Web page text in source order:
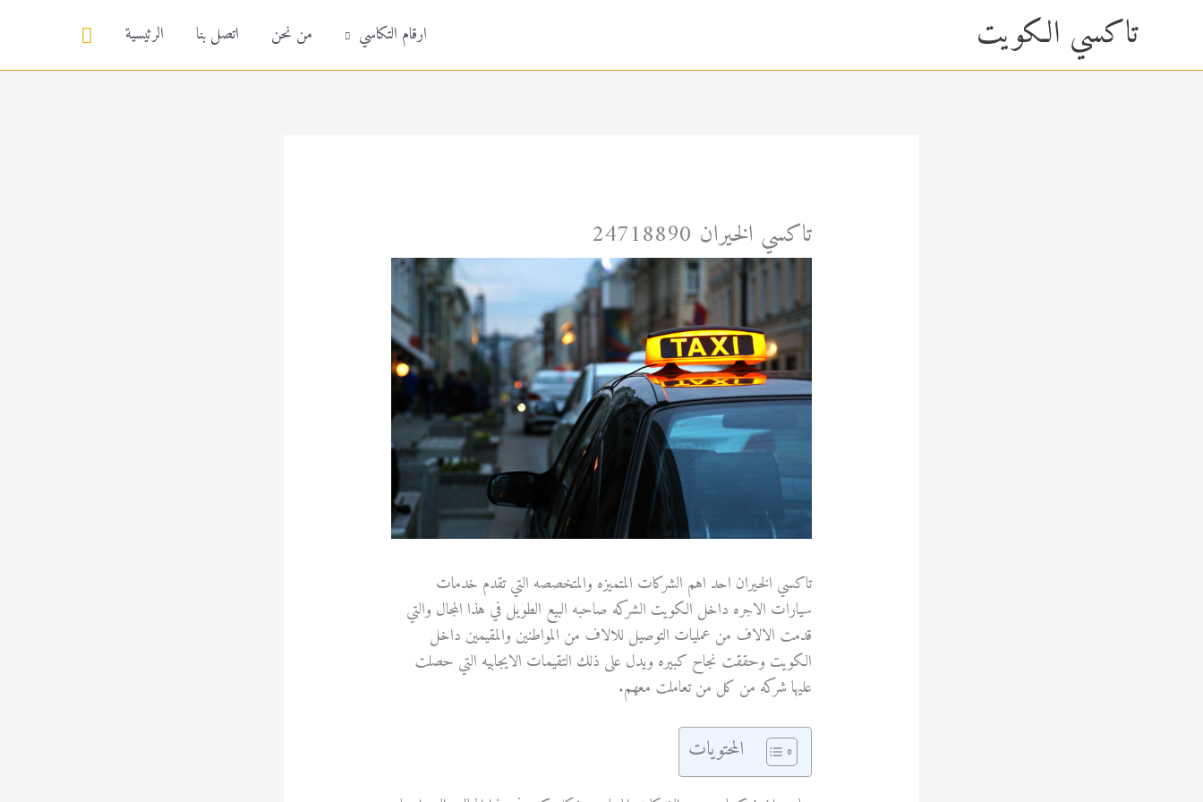
المحتوى
تاكسي الكويت ارقام التكاسي من نحن اتصل بنا الرئيسية البحث
تاكسي الخيران 24718890
تاكسي الخيران احد اهم الشركات المتميزه والمتخصصه التي تقدم خدمات
سيارات الاجره داخل الكويت الشركه صاحبه البيع الطويل في هذا المجال والتي
قدمت الالاف من عمليات التوصيل للالاف من المواطنين والمقيمين داخل
الكويت وحققت نجاح كبيره ويدل على ذلك التقيمات الايجابيه التي حصلت
عليها شركه من كل من تعاملت معهم.
المحتويات